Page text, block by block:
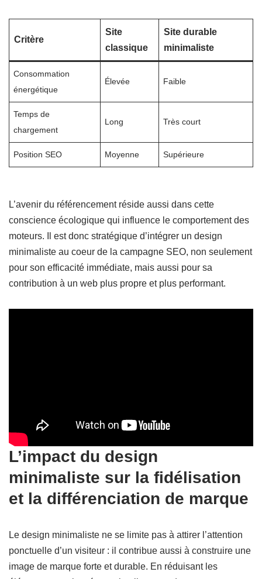
Critère
Site
classique
Site durable
minimaliste
Consommation
énergétique
Élevée Faible
Temps de
chargement
Long Très court
Position SEO Moyenne Supérieure
L’avenir du référencement réside aussi dans cette
conscience écologique qui influence le comportement des
moteurs. Il est donc stratégique d’intégrer un design
minimaliste au coeur de la campagne SEO, non seulement
pour son efficacité immédiate, mais aussi pour sa
contribution à un web plus propre et plus performant.
L’impact du design
minimaliste sur la fidélisation
et la différenciation de marque
Le design minimaliste ne se limite pas à attirer l’attention
ponctuelle d’un visiteur : il contribue aussi à construire une
image de marque forte et durable. En réduisant les